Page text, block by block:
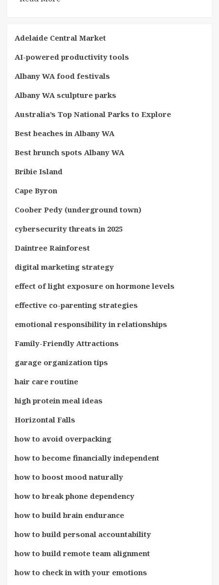
Adelaide Central Market
AI-powered productivity tools
Albany WA food festivals
Albany WA sculpture parks
Australia’s Top National Parks to Explore
Best beaches in Albany WA
Best brunch spots Albany WA
Bribie Island
Cape Byron
Coober Pedy (underground town)
cybersecurity threats in 2025
Daintree Rainforest
digital marketing strategy
effect of light exposure on hormone levels
effective co-parenting strategies
emotional responsibility in relationships
Family-Friendly Attractions
garage organization tips
hair care routine
high protein meal ideas
Horizontal Falls
how to avoid overpacking
how to become financially independent
how to boost mood naturally
how to break phone dependency
how to build brain endurance
how to build personal accountability
how to build remote team alignment
how to check in with your emotions